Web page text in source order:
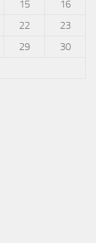
15
16
22
23
29
30